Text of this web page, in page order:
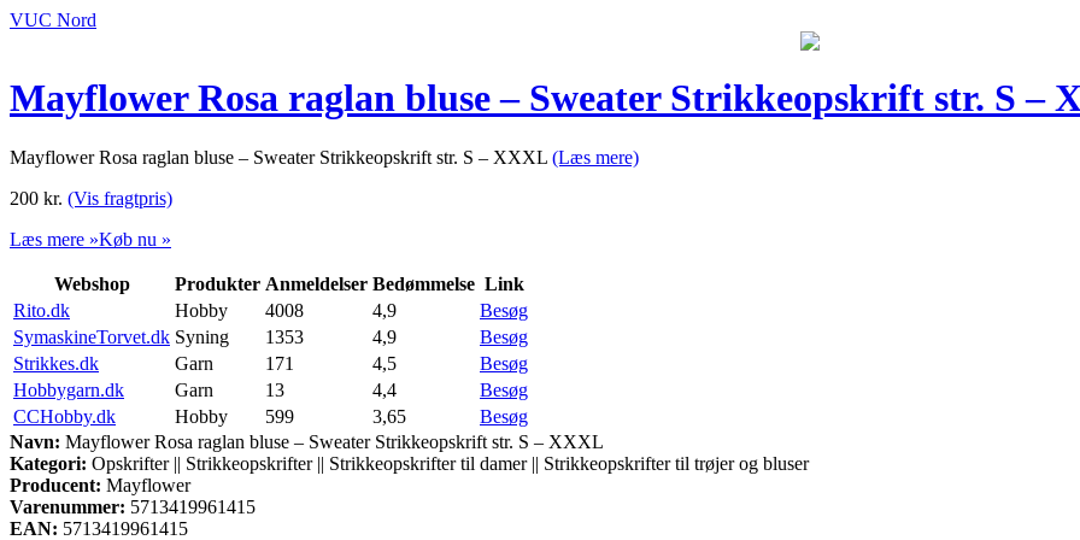
VUC Nord
Mayflower Rosa raglan bluse – Sweater Strikkeopskrift str. S –
Mayflower Rosa raglan bluse – Sweater Strikkeopskrift str. S – XXXL (Læs mere)
200 kr. (Vis fragtpris)
Læs mere »Køb nu »
Webshop Produkter Anmeldelser Bedømmelse Link
Rito.dk
Hobby 4008 4,9
Besøg
SymaskineTorvet.dk Syning 1353 4,9
Besøg
Strikkes.dk
Garn 171 4,5
Besøg
Hobbygarn.dk
Garn 13 4,4
Besøg
CCHobby.dk
Hobby 599 3,65
Besøg
Navn: Mayflower Rosa raglan bluse – Sweater Strikkeopskrift str. S – XXXL
Kategori: Opskrifter || Strikkeopskrifter || Strikkeopskrifter til damer || Strikkeopskrifter til trøjer og bluser
Producent: Mayflower
Varenummer: 5713419961415
EAN: 5713419961415